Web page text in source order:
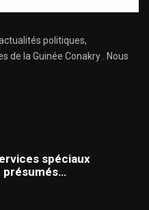
politiques,
de la Guinée Conakry . Nous
spéciaux
présumés…